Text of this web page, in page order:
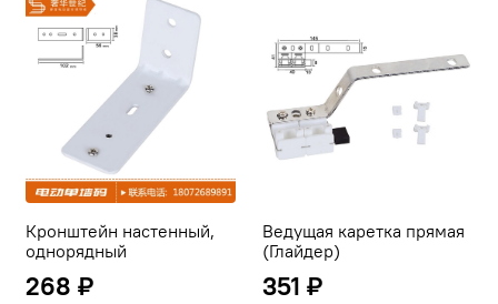
Кронштейн настенный,
однорядный
268 ₽
Ведущая каретка прямая
(Глайдер)
351 ₽